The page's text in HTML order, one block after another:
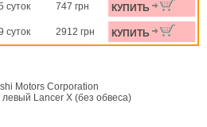
суток 747 грн КУПИТЬ
суток 2912 грн КУПИТЬ
Motors Corporation
Lancer X (без обвеса)